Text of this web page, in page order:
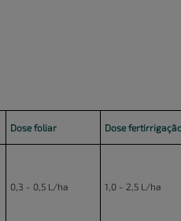
Dose foliar Dose
0,3 - 0,5 L/ha 1,0 - 2,5 L/ha